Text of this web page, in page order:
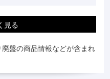
見る
盤の商品情報などが含まれ